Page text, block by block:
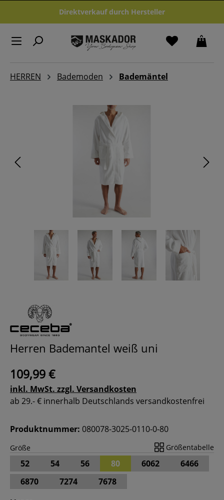
Zum Hauptinhalt springenDirektverkauf durch Hersteller
HERREN Bademoden Bademäntel
Herren Bademantel weiß uni
109,99 €
inkl. MwSt. zzgl. Versandkosten
ab 29.- € innerhalb Deutschlands versandkostenfrei
Produktnummer: 080078-3025-0110-0-80
Größe Größentabelle
52 54 56 80 6062
6466
6870
7274 7678